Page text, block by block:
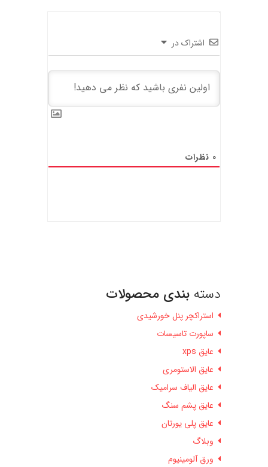
اشتراک در
0 نظرات
دسته بندی محصولات
استراکچر پنل خورشیدی
ساپورت تاسیسات
عایق xps
عایق الاستومری
عایق الیاف سرامیک
عایق پشم سنگ
عایق پلی یورتان
وبلاگ
ورق آلومینیوم